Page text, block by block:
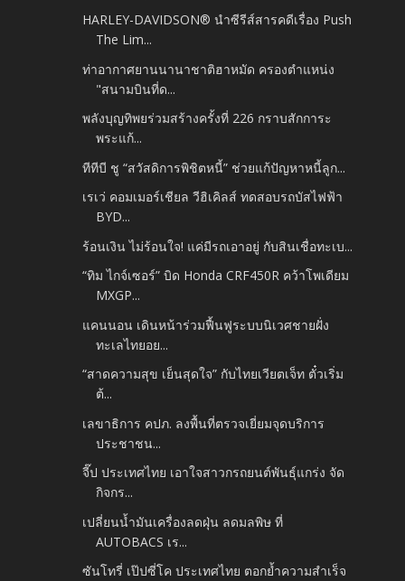
HARLEY-DAVIDSON® นำซีรีส์สารคดีเรื่อง Push
The Lim...
ท่าอากาศยานนานาชาติฮาหมัด ครองตำแหน่ง
"สนามบินที่ด...
พลังบุญทิพยร่วมสร้างครั้งที่ 226 กราบสักการะ
พระแก้...
ทีทีบี ชู “สวัสดิการพิชิตหนี้” ช่วยแก้ปัญหาหนี้ลูก...
เรเว่ คอมเมอร์เชียล วีฮิเคิลส์ ทดสอบรถบัสไฟฟ้า
BYD...
ร้อนเงิน ไม่ร้อนใจ! แค่มีรถเอาอยู่ กับสินเชื่อทะเบ...
“ทิม ไกจ์เซอร์” บิด Honda CRF450R คว้าโพเดียม
MXGP...
แคนนอน เดินหน้าร่วมฟื้นฟูระบบนิเวศชายฝั่ง
ทะเลไทยอย...
“สาดความสุข เย็นสุดใจ” กับไทยเวียตเจ็ท ตั๋วเริ่ม
ต้...
เลขาธิการ คปภ. ลงพื้นที่ตรวจเยี่ยมจุดบริการ
ประชาชน...
จี๊ป ประเทศไทย เอาใจสาวกรถยนต์พันธุ์แกร่ง จัด
กิจกร...
เปลี่ยนน้ำมันเครื่องลดฝุ่น ลดมลพิษ ที่
AUTOBACS เร...
ซันโทรี่ เป๊ปซี่โค ประเทศไทย ตอกย้ำความสำเร็จ